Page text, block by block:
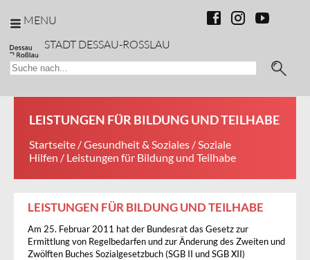
MENU
STADT DESSAU-ROSSLAU
LEISTUNGEN FÜR BILDUNG UND TEILHABE
Startseite /Gesundheit & Soziales /Soziale
Hilfen / Leistungen für Bildung und Teilhabe
LEISTUNGEN FÜR BILDUNG UND TEILHABE
Am 25. Februar 2011 hat der Bundesrat das Gesetz zur
Ermittlung von Regelbedarfen und zur Änderung des Zweiten und
Zwölften Buches Sozialgesetzbuch (SGB II und SGB XII)